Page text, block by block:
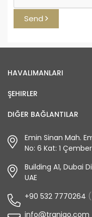
Send
HAVALIMANLARI
ŞEHIRLER
DIĞER BAĞLANTILAR
Emin Sinan Mah.
No: 6 Kat: 1
Building A1, Dubai
UAE
+90 532 7770264
info@tranigo.com